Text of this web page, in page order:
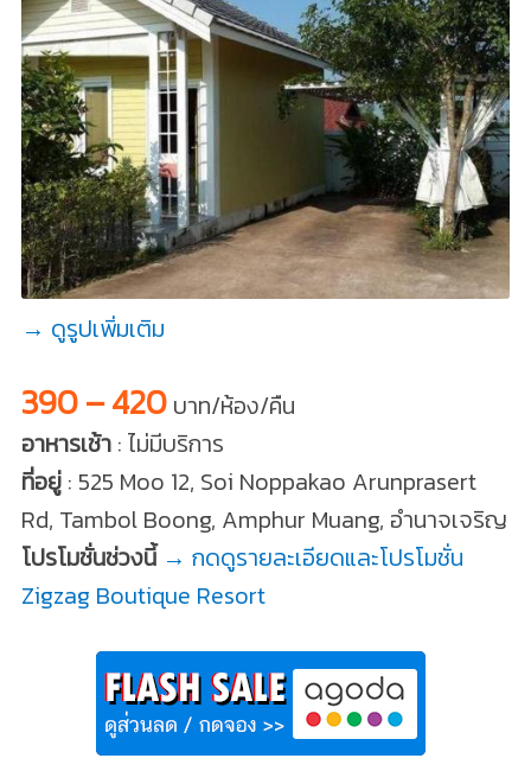
→ ดูรูปเพิ่มเติม
390 – 420บาท/ห้อง/คืน
อาหารเช้า: ไม่มีบริการ
ที่อยู่: 525 Moo 12, Soi Noppakao Arunprasert
Rd, Tambol Boong, Amphur Muang, อำนาจเจริญ
โปรโมชั่นช่วงนี้ → กดดูรายละเอียดและโปรโมชั่น
Zigzag Boutique Resort